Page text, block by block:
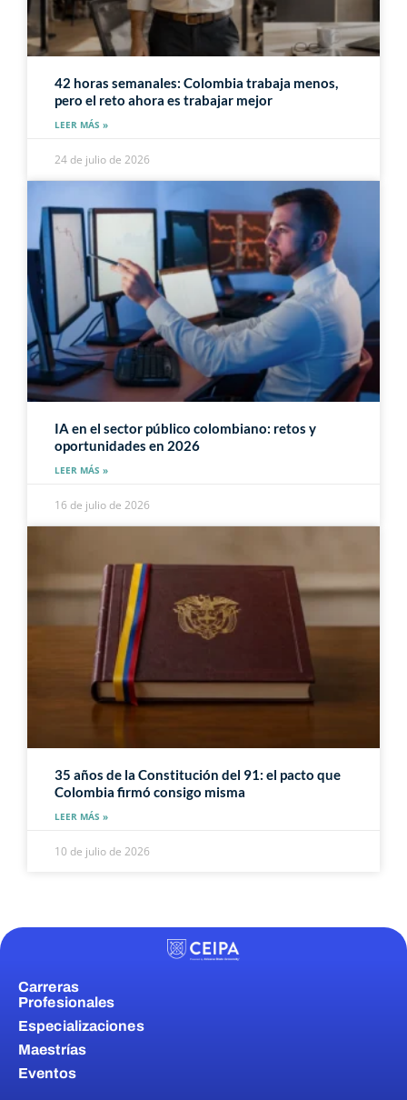
42 horas semanales: Colombia trabaja menos,
pero el reto ahora es trabajar mejor
LEER MÁS »
24 de julio de 2026
IA en el sector público colombiano: retos y
oportunidades en 2026
LEER MÁS »
16 de julio de 2026
35 años de la Constitución del 91: el pacto que
Colombia firmó consigo misma
LEER MÁS »
10 de julio de 2026
Carreras
Profesionales
Especializaciones
Maestrías
Eventos